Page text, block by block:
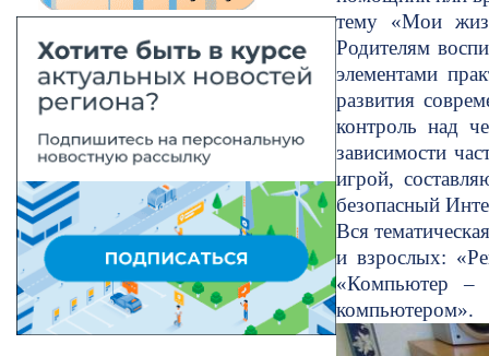
тему «Мои
Родителям
элементами
развития
контроль над
зависимости
игрой,
безопасный
Вся
и взрослых:
«Компьютер –
компьютером».